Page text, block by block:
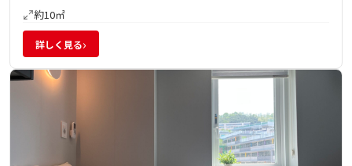
約10㎡
詳しく見る›